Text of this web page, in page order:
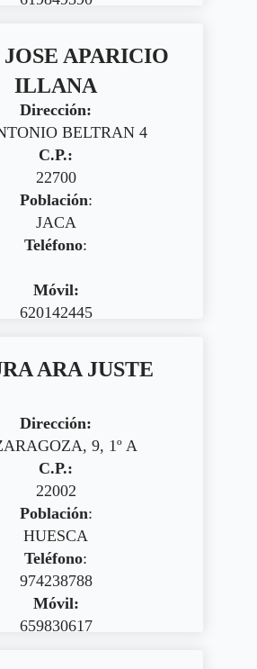
APARICIO
ILLANA
Dirección:
BELTRAN 4
C.P.:
22700
Población:
JACA
Teléfono:
Móvil:
620142445
ARA JUSTE
Dirección:
9, 1º A
C.P.:
22002
Población:
HUESCA
Teléfono:
974238788
Móvil:
659830617